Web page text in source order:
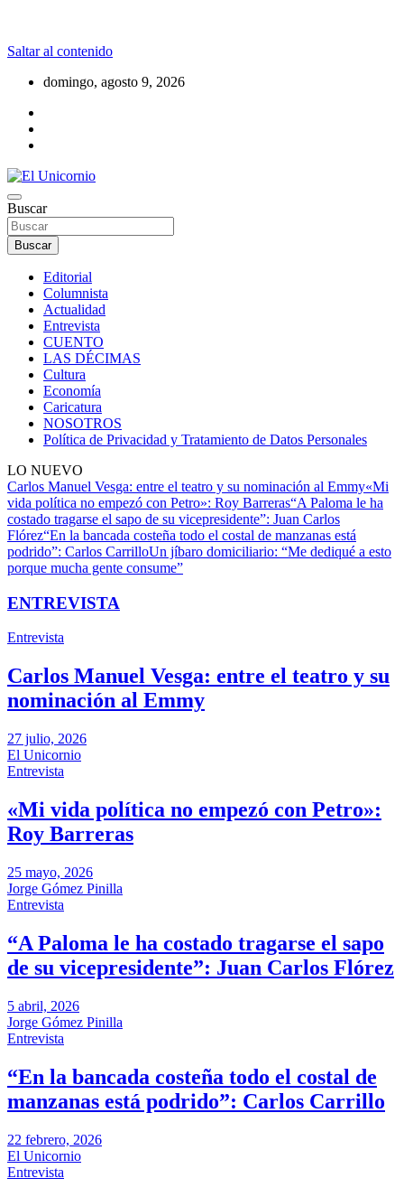
Saltar al contenido
domingo, agosto 9, 2026
El Unicornio
La realidad supera la fantasía
Buscar
Buscar
Editorial
Columnista
Actualidad
Entrevista
CUENTO
LAS DÉCIMAS
Cultura
Economía
Caricatura
NOSOTROS
Política de Privacidad y Tratamiento de Datos Personales
LO NUEVO
Carlos Manuel Vesga: entre el teatro y su nominación al Emmy«Mi
vida política no empezó con Petro»: Roy Barreras“A Paloma le ha
costado tragarse el sapo de su vicepresidente”: Juan Carlos
Flórez“En la bancada costeña todo el costal de manzanas está
podrido”: Carlos CarrilloUn jíbaro domiciliario: “Me dediqué a esto
porque mucha gente consume”
ENTREVISTA
Entrevista
Carlos Manuel Vesga: entre el teatro y su
nominación al Emmy
27 julio, 2026
El Unicornio
Entrevista
«Mi vida política no empezó con Petro»:
Roy Barreras
25 mayo, 2026
Jorge Gómez Pinilla
Entrevista
“A Paloma le ha costado tragarse el sapo
de su vicepresidente”: Juan Carlos Flórez
5 abril, 2026
Jorge Gómez Pinilla
Entrevista
“En la bancada costeña todo el costal de
manzanas está podrido”: Carlos Carrillo
22 febrero, 2026
El Unicornio
Entrevista